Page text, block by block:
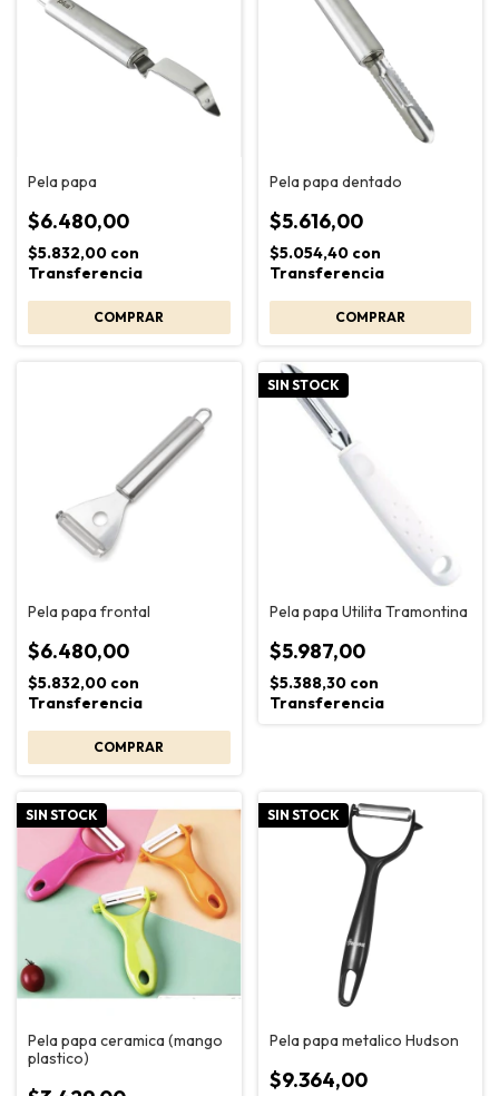
Pela papa
$6.480,00
$5.832,00 con
Transferencia
Pela papa dentado
$5.616,00
$5.054,40 con
Transferencia
Pela papa frontal
$6.480,00
$5.832,00 con
Transferencia
SIN STOCK
Pela papa Utilita Tramontina
$5.987,00
$5.388,30 con
Transferencia
SIN STOCK
Pela papa ceramica (mango
plastico)
SIN STOCK
Pela papa metalico Hudson
$9.364,00